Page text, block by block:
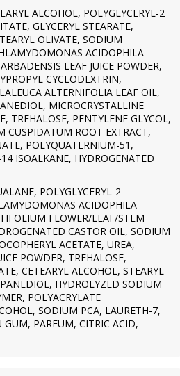
ALCOHOL, POLYGLYCERYL-2
GLYCERYL STEARATE,
OLIVATE, SODIUM
ACIDOPHILA
LEAF JUICE POWDER,
CYCLODEXTRIN,
ALTERNIFOLIA LEAF OIL,
MICROCRYSTALLINE
TREHALOSE, PENTYLENE GLYCOL,
CUSPIDATUM ROOT EXTRACT,
POLYQUATERNIUM-51,
ISOALKANE, HYDROGENATED
POLYGLYCERYL-2
ACIDOPHILA
FLOWER/LEAF/STEM
CASTOR OIL, SODIUM
ACETATE, UREA,
POWDER, TREHALOSE,
CETEARYL ALCOHOL, STEARYL
HYDROLYZED SODIUM
POLYACRYLATE
SODIUM PCA, LAURETH-7,
GUM, PARFUM, CITRIC ACID,